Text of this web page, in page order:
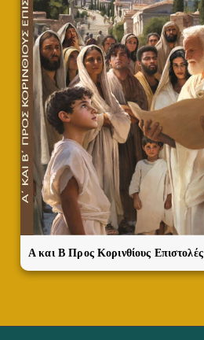
A και Β Προς Κορινθίους Επιστολές